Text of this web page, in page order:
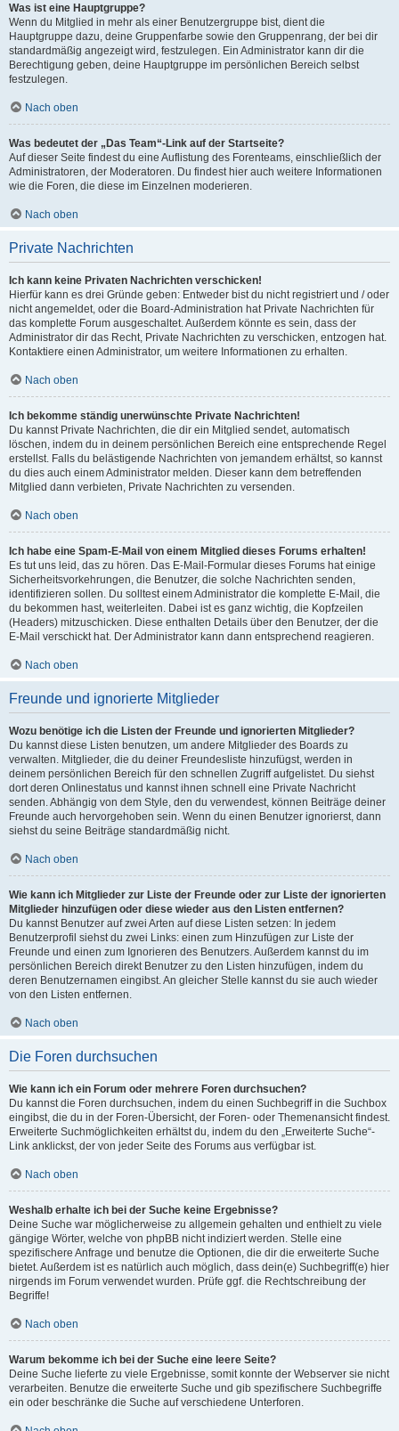
Was ist eine Hauptgruppe?
Wenn du Mitglied in mehr als einer Benutzergruppe bist, dient die
Hauptgruppe dazu, deine Gruppenfarbe sowie den Gruppenrang, der bei dir
standardmäßig angezeigt wird, festzulegen. Ein Administrator kann dir die
Berechtigung geben, deine Hauptgruppe im persönlichen Bereich selbst
festzulegen.
Nach oben
Was bedeutet der „Das Team“-Link auf der Startseite?
Auf dieser Seite findest du eine Auflistung des Forenteams, einschließlich der
Administratoren, der Moderatoren. Du findest hier auch weitere Informationen
wie die Foren, die diese im Einzelnen moderieren.
Nach oben
Private Nachrichten
Ich kann keine Privaten Nachrichten verschicken!
Hierfür kann es drei Gründe geben: Entweder bist du nicht registriert und / oder
nicht angemeldet, oder die Board-Administration hat Private Nachrichten für
das komplette Forum ausgeschaltet. Außerdem könnte es sein, dass der
Administrator dir das Recht, Private Nachrichten zu verschicken, entzogen hat.
Kontaktiere einen Administrator, um weitere Informationen zu erhalten.
Nach oben
Ich bekomme ständig unerwünschte Private Nachrichten!
Du kannst Private Nachrichten, die dir ein Mitglied sendet, automatisch
löschen, indem du in deinem persönlichen Bereich eine entsprechende Regel
erstellst. Falls du belästigende Nachrichten von jemandem erhältst, so kannst
du dies auch einem Administrator melden. Dieser kann dem betreffenden
Mitglied dann verbieten, Private Nachrichten zu versenden.
Nach oben
Ich habe eine Spam-E-Mail von einem Mitglied dieses Forums erhalten!
Es tut uns leid, das zu hören. Das E-Mail-Formular dieses Forums hat einige
Sicherheitsvorkehrungen, die Benutzer, die solche Nachrichten senden,
identifizieren sollen. Du solltest einem Administrator die komplette E-Mail, die
du bekommen hast, weiterleiten. Dabei ist es ganz wichtig, die Kopfzeilen
(Headers) mitzuschicken. Diese enthalten Details über den Benutzer, der die
E-Mail verschickt hat. Der Administrator kann dann entsprechend reagieren.
Nach oben
Freunde und ignorierte Mitglieder
Wozu benötige ich die Listen der Freunde und ignorierten Mitglieder?
Du kannst diese Listen benutzen, um andere Mitglieder des Boards zu
verwalten. Mitglieder, die du deiner Freundesliste hinzufügst, werden in
deinem persönlichen Bereich für den schnellen Zugriff aufgelistet. Du siehst
dort deren Onlinestatus und kannst ihnen schnell eine Private Nachricht
senden. Abhängig von dem Style, den du verwendest, können Beiträge deiner
Freunde auch hervorgehoben sein. Wenn du einen Benutzer ignorierst, dann
siehst du seine Beiträge standardmäßig nicht.
Nach oben
Wie kann ich Mitglieder zur Liste der Freunde oder zur Liste der ignorierten
Mitglieder hinzufügen oder diese wieder aus den Listen entfernen?
Du kannst Benutzer auf zwei Arten auf diese Listen setzen: In jedem
Benutzerprofil siehst du zwei Links: einen zum Hinzufügen zur Liste der
Freunde und einen zum Ignorieren des Benutzers. Außerdem kannst du im
persönlichen Bereich direkt Benutzer zu den Listen hinzufügen, indem du
deren Benutzernamen eingibst. An gleicher Stelle kannst du sie auch wieder
von den Listen entfernen.
Nach oben
Die Foren durchsuchen
Wie kann ich ein Forum oder mehrere Foren durchsuchen?
Du kannst die Foren durchsuchen, indem du einen Suchbegriff in die Suchbox
eingibst, die du in der Foren-Übersicht, der Foren- oder Themenansicht findest.
Erweiterte Suchmöglichkeiten erhältst du, indem du den „Erweiterte Suche“-
Link anklickst, der von jeder Seite des Forums aus verfügbar ist.
Nach oben
Weshalb erhalte ich bei der Suche keine Ergebnisse?
Deine Suche war möglicherweise zu allgemein gehalten und enthielt zu viele
gängige Wörter, welche von phpBB nicht indiziert werden. Stelle eine
spezifischere Anfrage und benutze die Optionen, die dir die erweiterte Suche
bietet. Außerdem ist es natürlich auch möglich, dass dein(e) Suchbegriff(e) hier
nirgends im Forum verwendet wurden. Prüfe ggf. die Rechtschreibung der
Begriffe!
Nach oben
Warum bekomme ich bei der Suche eine leere Seite?
Deine Suche lieferte zu viele Ergebnisse, somit konnte der Webserver sie nicht
verarbeiten. Benutze die erweiterte Suche und gib spezifischere Suchbegriffe
ein oder beschränke die Suche auf verschiedene Unterforen.